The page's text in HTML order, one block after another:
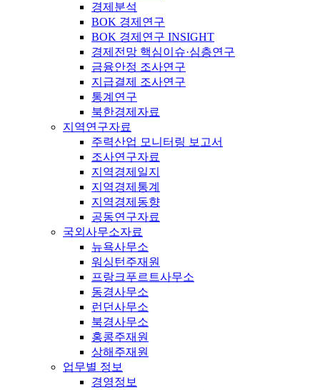
경제분석
BOK 경제연구
BOK 경제연구 INSIGHT
경제전망 핵심이슈·심층연구
금융안정 조사연구
지급결제 조사연구
통계연구
북한경제자료
지역연구자료
주력산업 모니터링 보고서
조사연구자료
지역경제일지
지역경제통계
지역경제동향
공동연구자료
국외사무소자료
뉴욕사무소
워싱턴주재원
프랑크푸르트사무소
동경사무소
런던사무소
북경사무소
홍콩주재원
상해주재원
업무별 정보
경영정보